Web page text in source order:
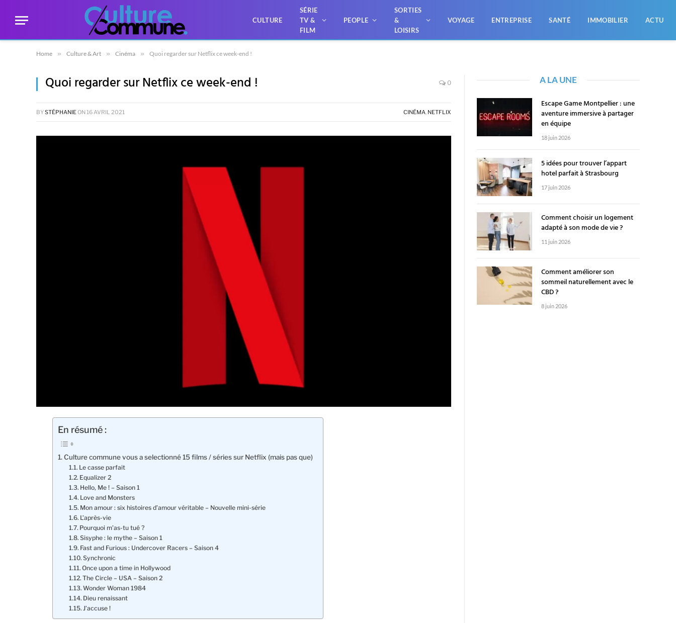
CULTURE
SÉRIE
TV &
FILM
PEOPLE
SORTIES
&
LOISIRS
VOYAGE ENTREPRISE SANTÉ IMMOBILIER ACTU
Home » Culture & Art » Cinéma » Quoi regarder sur Netflix ce week-end !
Quoi regarder sur Netflix ce week-end ! 0
BYSTÉPHANIEON 16 AVRIL 2021 CINÉMA, NETFLIX
En résumé :
Culture commune vous a selectionné 15 films / séries sur Netflix (mais pas que)
Le casse parfait
Equalizer 2
Hello, Me ! – Saison 1
Love and Monsters
Mon amour : six histoires d’amour véritable – Nouvelle mini-série
L’après-vie
Pourquoi m’as-tu tué ?
Sisyphe : le mythe – Saison 1
Fast and Furious : Undercover Racers – Saison 4
Synchronic
Once upon a time in Hollywood
The Circle – USA – Saison 2
Wonder Woman 1984
Dieu renaissant
J’accuse !
A LA UNE
Escape Game Montpellier : une
aventure immersive à partager
en équipe
18 juin 2026
5 idées pour trouver l’appart
hotel parfait à Strasbourg
17 juin 2026
Comment choisir un logement
adapté à son mode de vie ?
11 juin 2026
Comment améliorer son
sommeil naturellement avec le
CBD ?
8 juin 2026